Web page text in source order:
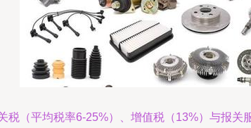
（平均税率6-25%）、增值税（13%）与报关